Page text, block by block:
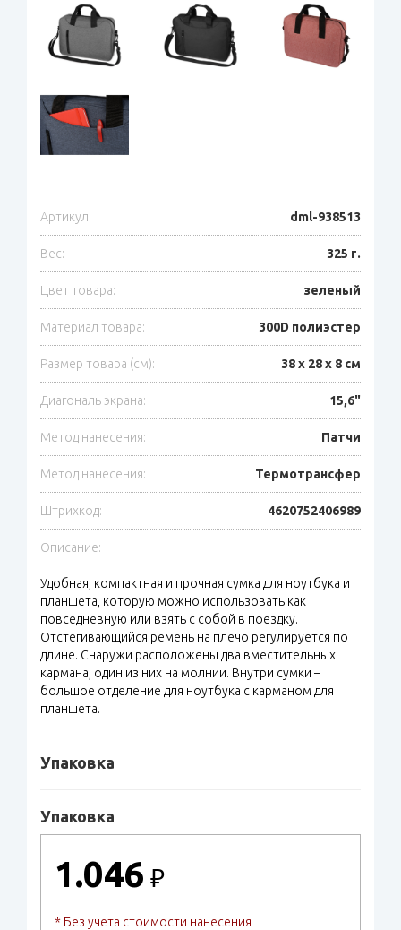
Артикул: dml-938513
Вес: 325 г.
Цвет товара: зеленый
Материал товара: 300D полиэстер
Размер товара (см): 38 х 28 х 8 см
Диагональ экрана: 15,6"
Метод нанесения: Патчи
Метод нанесения: Термотрансфер
Штрихкод: 4620752406989
Описание:
Удобная, компактная и прочная сумка для ноутбука и
планшета, которую можно использовать как
повседневную или взять с собой в поездку.
Отстёгивающийся ремень на плечо регулируется по
длине. Снаружи расположены два вместительных
кармана, один из них на молнии. Внутри сумки –
большое отделение для ноутбука с карманом для
планшета.
Упаковка
Упаковка
1.046 ₽
* Без учета стоимости нанесения